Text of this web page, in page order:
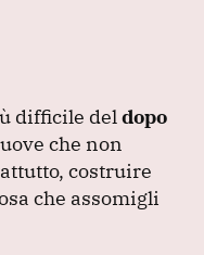
difficile del dopo
che non
costruire
che assomigli